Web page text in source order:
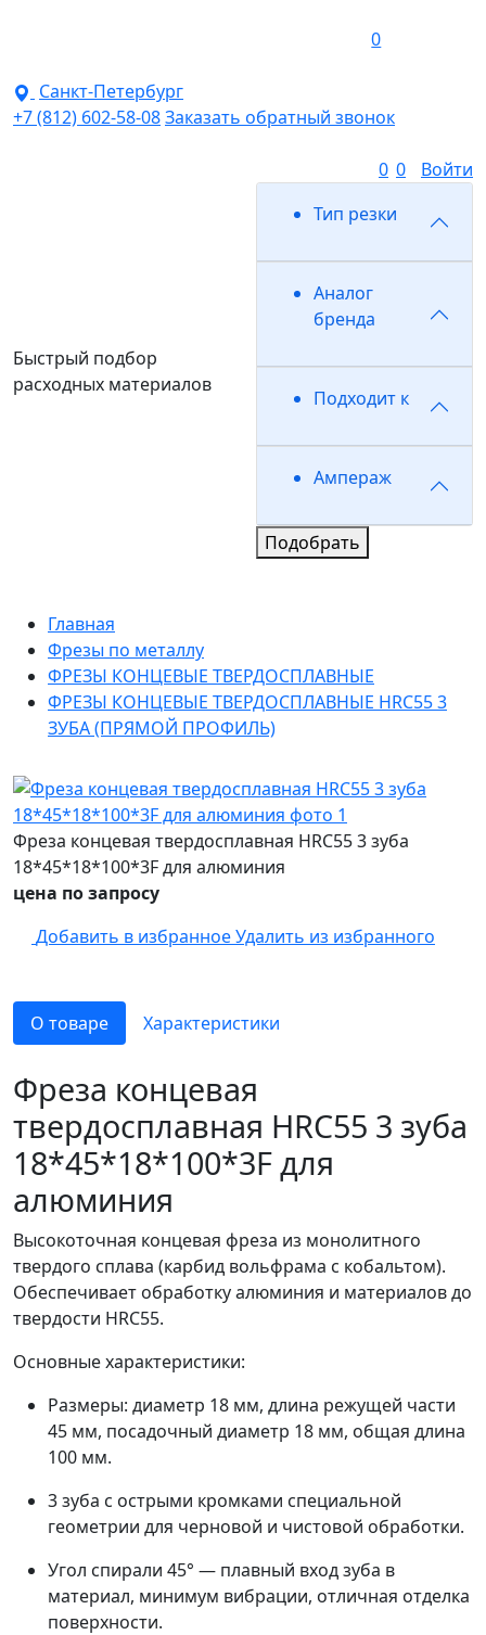
0
Санкт-Петербург
+7 (812) 602-58-08Заказать обратный звонок
0 0 Войти
Быстрый подбор
расходных материалов
Тип резки
Аналог
бренда
Подходит к
Ампераж
Подобрать
Главная
Фрезы по металлу
ФРЕЗЫ КОНЦЕВЫЕ ТВЕРДОСПЛАВНЫЕ
ФРЕЗЫ КОНЦЕВЫЕ ТВЕРДОСПЛАВНЫЕ HRC55 3
ЗУБА (ПРЯМОЙ ПРОФИЛЬ)
Фреза концевая твердосплавная HRC55 3 зуба
18*45*18*100*3F для алюминия
цена по запросу
Добавить в избранноеУдалить из избранного
О товаре Характеристики
Фреза концевая
твердосплавная HRC55 3 зуба
18*45*18*100*3F для
алюминия
Высокоточная концевая фреза из монолитного
твердого сплава (карбид вольфрама с кобальтом).
Обеспечивает обработку алюминия и материалов до
твердости HRC55.
Основные характеристики:
Размеры: диаметр 18 мм, длина режущей части
45 мм, посадочный диаметр 18 мм, общая длина
100 мм.
3 зуба с острыми кромками специальной
геометрии для черновой и чистовой обработки.
Угол спирали 45° — плавный вход зуба в
материал, минимум вибрации, отличная отделка
поверхности.